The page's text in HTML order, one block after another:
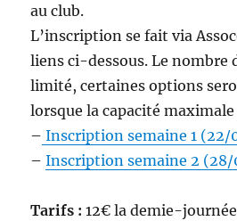
au club.
L’inscription se fait via
liens ci-dessous. Le nombre
limité, certaines options
lorsque la capacité
– Inscription semaine 1 (22/
–Inscription semaine 2
Tarifs : 12€ la demie-